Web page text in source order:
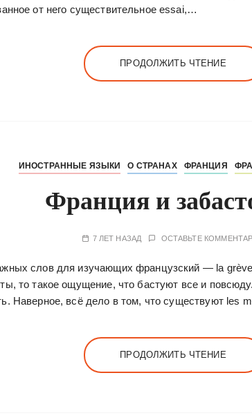
от него существительное essai,…
ПРОДОЛЖИТЬ ЧТЕНИЕ
ИНОСТРАННЫЕ ЯЗЫКИ О СТРАНАХ ФРАНЦИЯ
Франция и
7 ЛЕТ НАЗАД ОСТАВЬТЕ
слов для изучающих французский — la
то такое ощущение, что бастуют все и
Наверное, всё дело в том, что существуют les
ПРОДОЛЖИТЬ ЧТЕНИЕ